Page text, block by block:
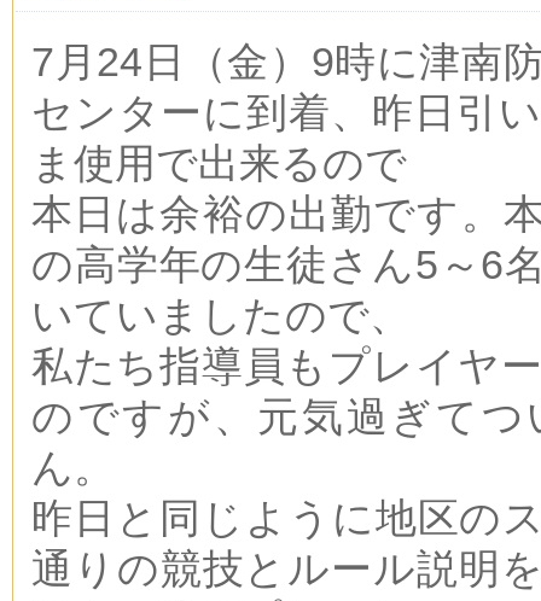
7月24日（金）9時に津南
センターに到着、昨日引
ま使用で出来るので
本日は余裕の出勤です。
の高学年の生徒さん5～6
いていましたので、
私たち指導員もプレイヤ
のですが、元気過ぎて
ん。
昨日と同じように地区の
通りの競技とルール説明